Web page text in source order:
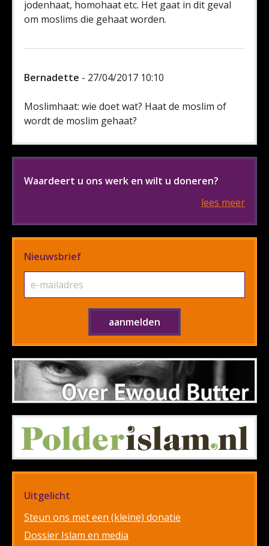
jodenhaat, homohaat etc. Het gaat in dit geval
om moslims die gehaat worden.
Bernadette - 27/04/2017 10:10
Moslimhaat: wie doet wat? Haat de moslim of
wordt de moslim gehaat?
Waardeert u ons werk en wilt u doneren?
lees meer
Nieuwsbrief
Uitgelicht
Steun ons met een (kleine) donatie
Dossier Islam en media